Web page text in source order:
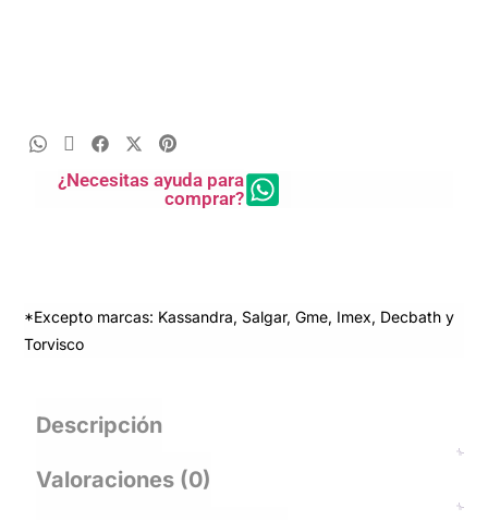
¿Necesitas ayuda para
comprar?
*Excepto marcas: Kassandra, Salgar, Gme, Imex, Decbath y
Torvisco
Descripción
Valoraciones (0)